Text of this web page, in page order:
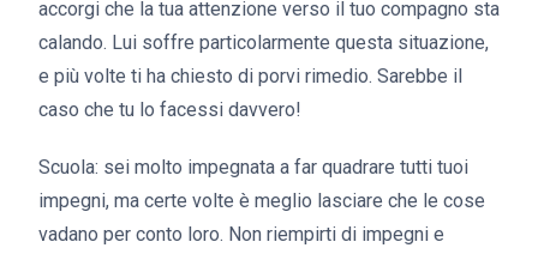
accorgi che la tua attenzione verso il tuo compagno sta
calando. Lui soffre particolarmente questa situazione,
e più volte ti ha chiesto di porvi rimedio. Sarebbe il
caso che tu lo facessi davvero!
Scuola: sei molto impegnata a far quadrare tutti tuoi
impegni, ma certe volte è meglio lasciare che le cose
vadano per conto loro. Non riempirti di impegni e